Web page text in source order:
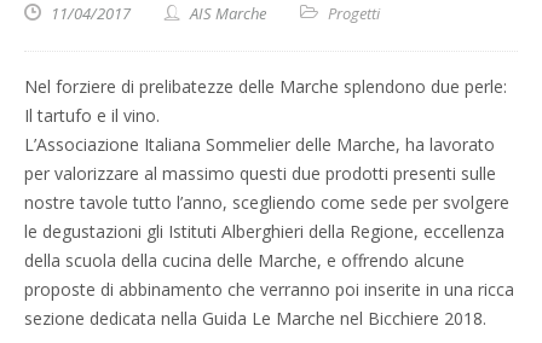
11/04/2017 AIS Marche Progetti
Nel forziere di prelibatezze delle Marche splendono due perle:
Il tartufo e il vino.
L’Associazione Italiana Sommelier delle Marche, ha lavorato
per valorizzare al massimo questi due prodotti presenti sulle
nostre tavole tutto l’anno, scegliendo come sede per svolgere
le degustazioni gli Istituti Alberghieri della Regione, eccellenza
della scuola della cucina delle Marche, e offrendo alcune
proposte di abbinamento che verranno poi inserite in una ricca
sezione dedicata nella Guida Le Marche nel Bicchiere 2018.